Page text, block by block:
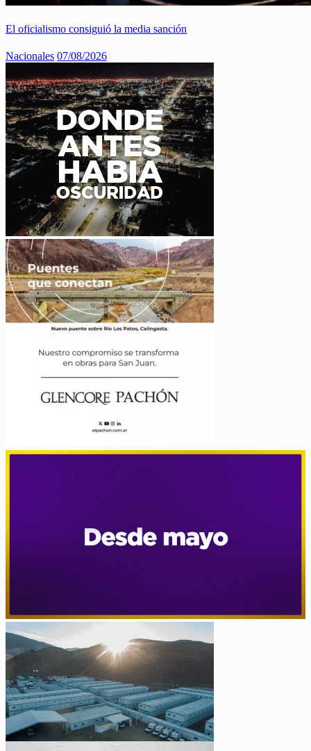
El oficialismo consiguió la media sanción
Nacionales 07/08/2026